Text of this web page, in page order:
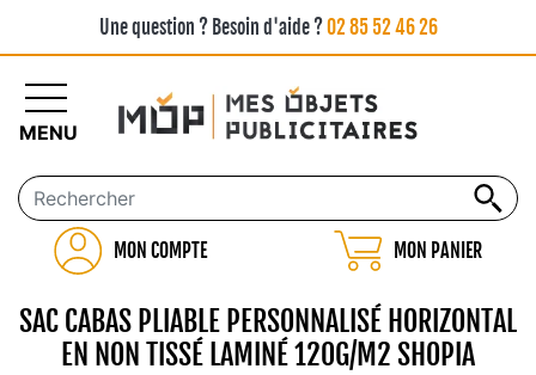
Une question ? Besoin d'aide ?02 85 52 46 26
MON COMPTE MON PANIER
MENU
SAC CABAS PLIABLE PERSONNALISÉ HORIZONTAL
EN NON TISSÉ LAMINÉ 120G/M2 SHOPIA